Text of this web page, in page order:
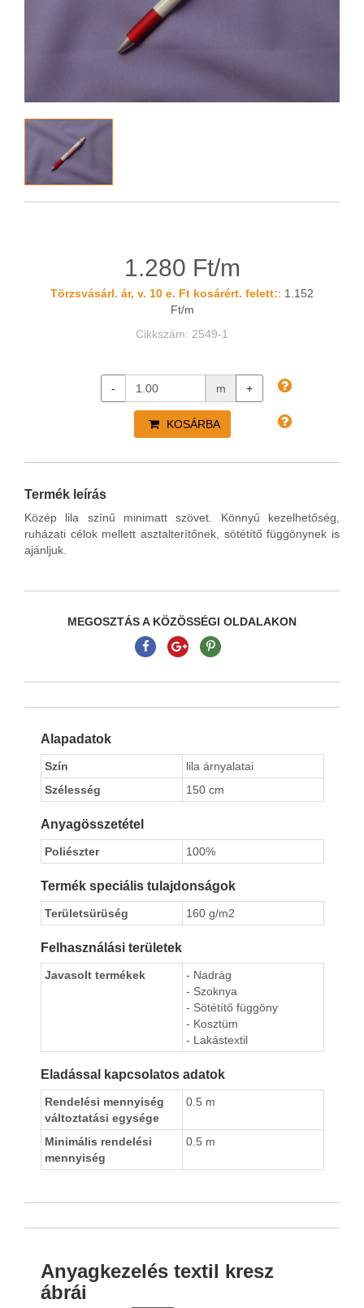
1.280 Ft/m
Törzsvásárl. ár, v. 10 e. Ft kosárért. felett:: 1.152
Ft/m
Cikkszám: 2549-1
- m +
KOSÁRBA
Termék leírás
Közép lila színű minimatt szövet. Könnyű kezelhetőség,
ruházati célok mellett asztalterítőnek, sötétítő függönynek is
ajánljuk.
MEGOSZTÁS A KÖZÖSSÉGI OLDALAKON
Alapadatok
Szín
lila árnyalatai
Szélesség
150 cm
Anyagösszetétel
Poliészter 100%
Termék speciális tulajdonságok
Területsürüség 160 g/m2
Felhasználási területek
Javasolt termékek
- Nadrág
- Szoknya
- Sötétítő függöny
- Kosztüm
- Lakástextil
Eladással kapcsolatos adatok
Rendelési mennyiség
változtatási egysége
0.5 m
Minimális rendelési
mennyiség
0.5 m
Anyagkezelés textil kresz
ábrái